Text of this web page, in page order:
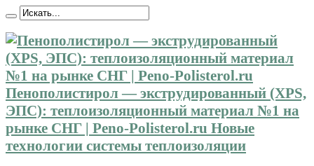
Пенополистирол — экструдированный (XPS,
ЭПС): теплоизоляционный материал №1 на
рынке СНГ | Peno-Polisterol.ru Новые
технологии системы теплоизоляции